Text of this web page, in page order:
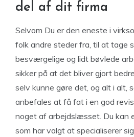
del af dit firma
Selvom Du er den eneste i
folk andre steder fra, til at tage
besværgelige og lidt bøvlede
sikker på at det bliver gjort
selv kunne gøre det, og alt i alt,
anbefales at få fat i en god
noget af arbejdslæsset. Du kan
som har valgt at specialiserer